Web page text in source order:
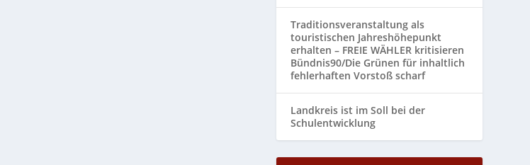
Traditionsveranstaltung als
touristischen Jahreshöhepunkt
erhalten – FREIE WÄHLER kritisieren
Bündnis90/Die Grünen für inhaltlich
fehlerhaften Vorstoß scharf
Landkreis ist im Soll bei der
Schulentwicklung